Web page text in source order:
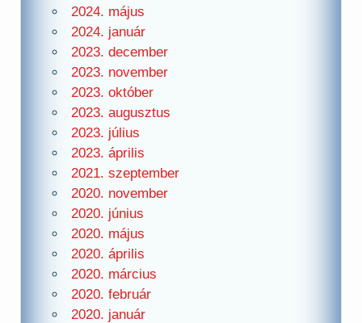
2024. május
2024. január
2023. december
2023. november
2023. október
2023. augusztus
2023. július
2023. április
2021. szeptember
2020. november
2020. június
2020. május
2020. április
2020. március
2020. február
2020. január